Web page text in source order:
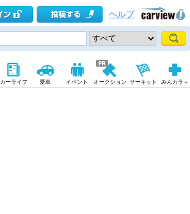
ヘルプ
カーライフ 愛車 イベント オークション サーキット みんカラ＋